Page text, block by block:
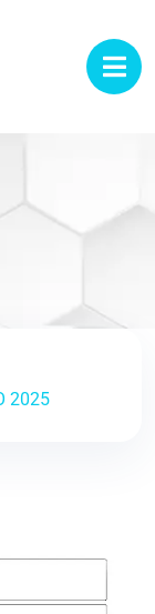
2025